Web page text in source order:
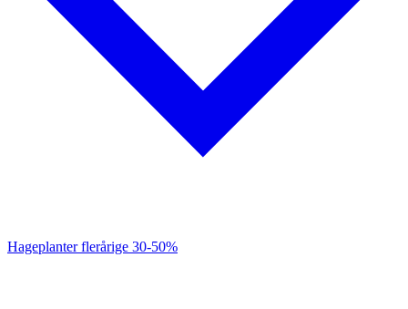
Hageplanter flerårige 30-50%